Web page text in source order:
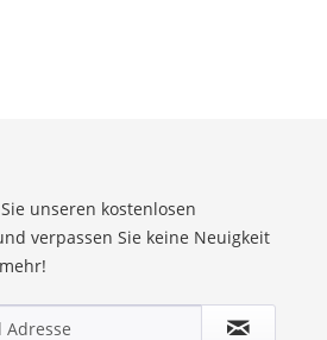
unseren kostenlosen
verpassen Sie keine Neuigkeit